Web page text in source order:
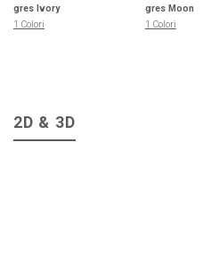
gres Ivory
1 Colori
gres Moon
1 Colori
2D & 3D